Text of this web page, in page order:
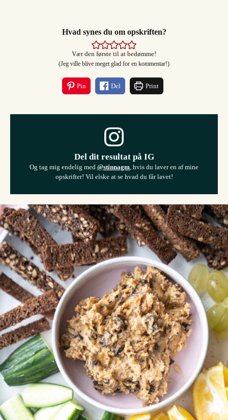
Hvad synes du om opskriften?
Vær den første til at bedømme!
(Jeg ville blive meget glad for en kommentar!)
Pin Del Print
Del dit resultat på IG
Og tag mig endelig med @stinnagm, hvis du laver en af mine
opskrifter! Vil elske at se hvad du får lavet!